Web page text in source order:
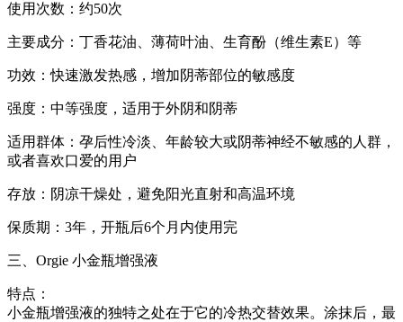
使用次数：约50次
主要成分：丁香花油、薄荷叶油、生育酚（维生素E）等
功效：快速激发热感，增加阴蒂部位的敏感度
强度：中等强度，适用于外阴和阴蒂
适用群体：孕后性冷淡、年龄较大或阴蒂神经不敏感的人群，
或者喜欢口爱的用户
存放：阴凉干燥处，避免阳光直射和高温环境
保质期：3年，开瓶后6个月内使用完
三、Orgie 小金瓶增强液
特点：
小金瓶增强液的独特之处在于它的冷热交替效果。涂抹后，最